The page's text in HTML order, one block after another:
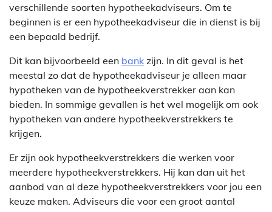
verschillende soorten hypotheekadviseurs. Om te
beginnen is er een hypotheekadviseur die in dienst is bij
een bepaald bedrijf.
Dit kan bijvoorbeeld een bank zijn. In dit geval is het
meestal zo dat de hypotheekadviseur je alleen maar
hypotheken van de hypotheekverstrekker aan kan
bieden. In sommige gevallen is het wel mogelijk om ook
hypotheken van andere hypotheekverstrekkers te
krijgen.
Er zijn ook hypotheekverstrekkers die werken voor
meerdere hypotheekverstrekkers. Hij kan dan uit het
aanbod van al deze hypotheekverstrekkers voor jou een
keuze maken. Adviseurs die voor een groot aantal